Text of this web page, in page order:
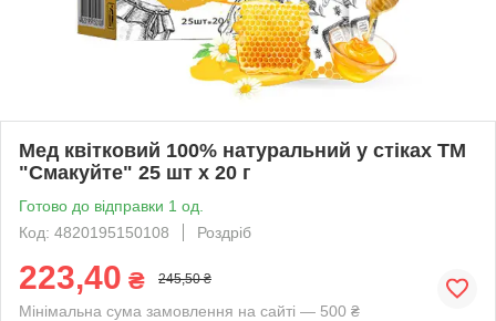
Мед квітковий 100% натуральний у стіках ТМ
"Смакуйте" 25 шт х 20 г
Готово до відправки 1 од.
Код: 4820195150108
Роздріб
223,40 ₴ 245,50 ₴
Мінімальна сума замовлення на сайті — 500 ₴